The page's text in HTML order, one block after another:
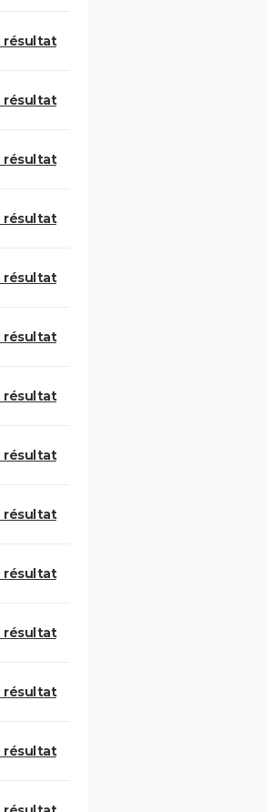
résultat
résultat
résultat
résultat
résultat
résultat
résultat
résultat
résultat
résultat
résultat
résultat
résultat